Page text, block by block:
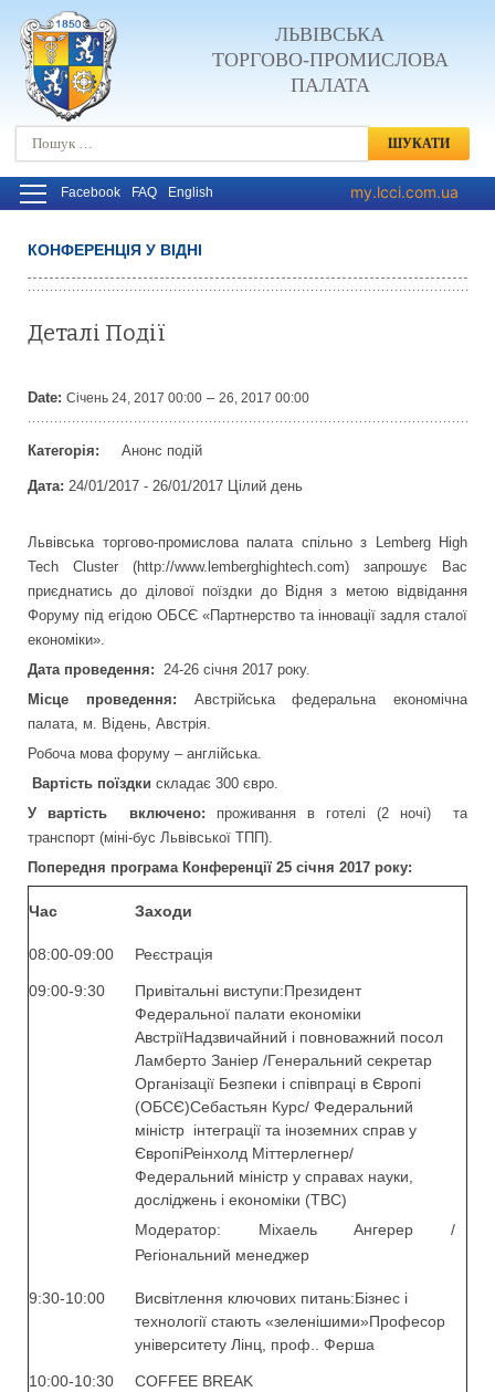
ЛЬВІВСЬКА
ТОРГОВО-ПРОМИСЛОВА
ПАЛАТА
Пошук:
Facebook FAQ English my.lcci.com.ua
КОНФЕРЕНЦІЯ У ВІДНІ
Деталі Події
Date: Січень 24, 2017 00:00 – 26, 2017 00:00
Категорія: Анонс подій
Дата: 24/01/2017 - 26/01/2017 Цілий день
Львівська торгово-промислова палата спільно з Lemberg High
Tech Cluster (http://www.lemberghightech.com) запрошує Вас
приєднатись до ділової поїздки до Відня з метою відвідання
Форуму під егідою ОБСЄ «Партнерство та інновації задля сталої
економіки».
Дата проведення: 24-26 січня 2017 року.
Місце проведення:
Австрійська федеральна економічна
палата, м. Відень, Австрія.
Робоча мова форуму – англійська.
Вартість поїздки складає 300 євро.
У вартість включено: проживання в готелі (2 ночі) та
транспорт (міні-бус Львівської ТПП).
Попередня програма Конференції 25 січня 2017 року:
Час Заходи
08:00-09:00 Реєстрація
09:00-9:30
Привітальні виступи:Президент
Федеральної палати економіки
АвстріїНадзвичайний і повноважний посол
Ламберто Заніер /Генеральний секретар
Організації Безпеки і співпраці в Європі
(ОБСЄ)Себастьян Курс/ Федеральний
міністр інтеграції та іноземних справ у
ЄвропіРеінхолд Міттерлегнер/
Федеральний міністр у справах науки,
досліджень і економіки (TBC)
Модератор: Міхаель Ангерер /
Регіональний менеджер
9:30-10:00
Висвітлення ключових питань:Бізнес і
технології стають «зеленішими»Професор
університету Лінц, проф.. Ферша
10:00-10:30 COFFEE BREAK
Post navigation